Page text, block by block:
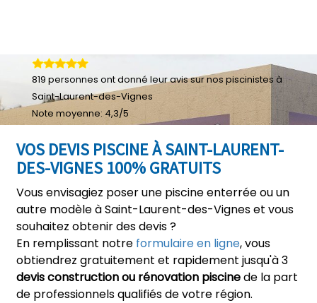
VOS DEVIS PISCINE À SAINT-LAURENT-
DES-VIGNES 100% GRATUITS
Vous envisagiez poser une piscine enterrée ou un
autre modèle à Saint-Laurent-des-Vignes et vous
souhaitez obtenir des devis ?
En remplissant notre formulaire en ligne, vous
obtiendrez gratuitement et rapidement jusqu'à 3
devis construction ou rénovation piscinede la part
de professionnels qualifiés de votre région.
819 personnes ont donné leuravis sur nos piscinistes à
Saint-Laurent-des-Vignes
Note moyenne: 4,3/5